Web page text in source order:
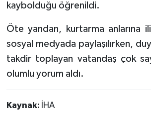
kaybolduğu öğrenildi.
Öte yandan, kurtarma anlarına
sosyal medyada paylaşılırken,
takdir toplayan vatandaş çok
olumlu yorum aldı.
Kaynak: İHA